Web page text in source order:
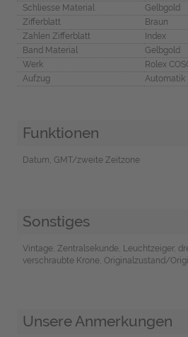
Schliesse Material
Gelbgold
Zifferblatt
Braun
Zahlen Zifferblatt
Index
Band Material
Gelbgold
Werk
Rolex
Aufzug
Automatik
Funktionen
Datum, GMT/zweite Zeitzone
Sonstiges
Vintage, Zentralsekunde, Leuchtzeiger,
verschraubte Krone, Originalzustand/
Unsere Anmerkungen